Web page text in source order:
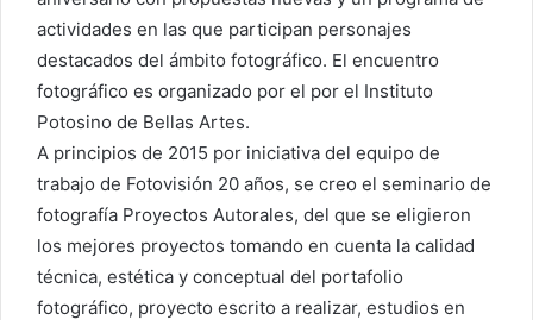
actividades en las que participan personajes
destacados del ámbito fotográfico. El encuentro
fotográfico es organizado por el por el Instituto
Potosino de Bellas Artes.
A principios de 2015 por iniciativa del equipo de
trabajo de Fotovisión 20 años, se creo el seminario de
fotografía Proyectos Autorales, del que se eligieron
los mejores proyectos tomando en cuenta la calidad
técnica, estética y conceptual del portafolio
fotográfico, proyecto escrito a realizar, estudios en